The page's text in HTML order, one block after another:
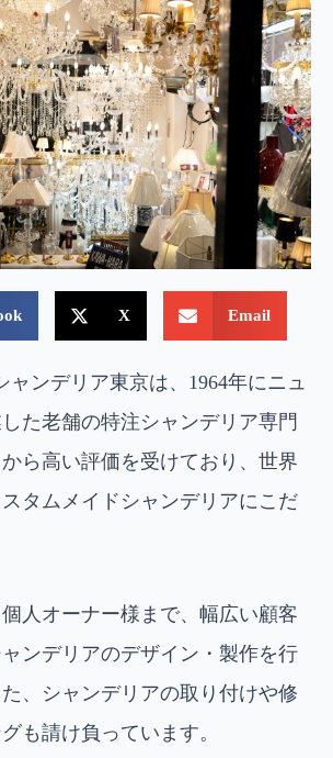
X Email
ャンデリア東京は、1964年にニュ
た老舗の特注シャンデリア専門
ら高い評価を受けており、世界
タムメイドシャンデリアにこだ
人オーナー様まで、幅広い顧客
ンデリアのデザイン・製作を行
、シャンデリアの取り付けや修
も請け負っています。